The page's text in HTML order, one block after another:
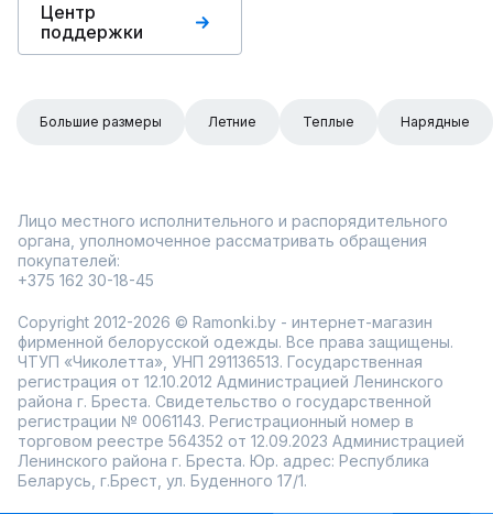
Центр
поддержки
Большие размеры Летние Теплые Нарядные
Лицо местного исполнительного и распорядительного
органа, уполномоченное рассматривать обращения
покупателей:
+375 162 30-18-45
Copyright 2012-2026 © Ramonki.by - интернет-магазин
фирменной белорусской одежды. Все права защищены.
ЧТУП «Чиколетта», УНП 291136513. Государственная
регистрация от 12.10.2012 Администрацией Ленинского
района г. Бреста. Свидетельство о государственной
регистрации № 0061143. Регистрационный номер в
торговом реестре 564352 от 12.09.2023 Администрацией
Ленинского района г. Бреста. Юр. адрес: Республика
Беларусь, г.Брест, ул. Буденного 17/1.